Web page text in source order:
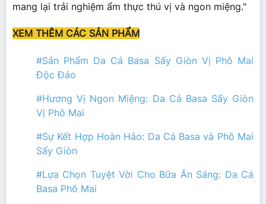
mang lại trải nghiệm ẩm thực thú vị và ngon miệng."
XEM THÊM CÁC SẢN PHẨM
#Sản Phẩm Da Cá Basa Sấy Giòn Vị Phô Mai
Độc Đáo
#Hương Vị Ngon Miệng: Da Cá Basa Sấy Giòn
Vị Phô Mai
#Sự Kết Hợp Hoàn Hảo: Da Cá Basa và Phô Mai
Sấy Giòn
#Lựa Chọn Tuyệt Vời Cho Bữa Ăn Sáng: Da Cá
Basa Phô Mai